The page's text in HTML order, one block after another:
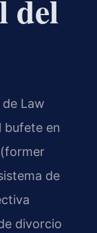
del
de Law
bufete en
de
divorcio